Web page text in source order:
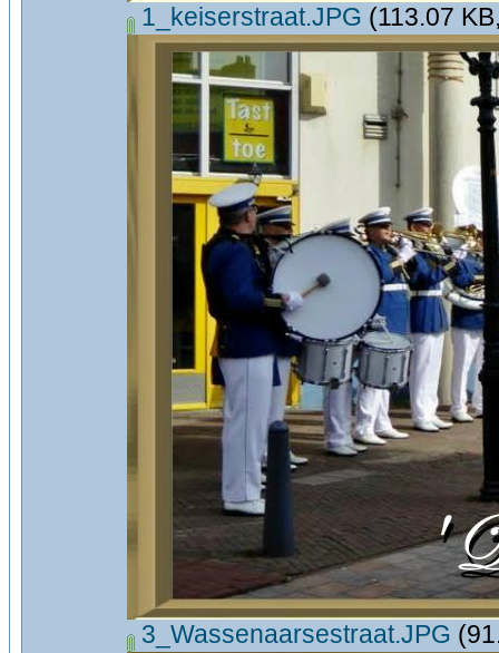
1_keiserstraat.JPG (113.07
3_Wassenaarsestraat.JPG